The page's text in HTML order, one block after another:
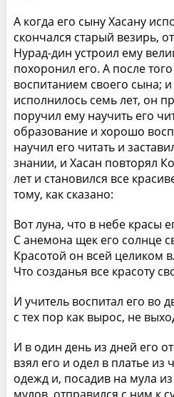
А когда его сыну Хасану
скончался старый везирь,
Нурад-дин устроил ему
похоронил его. А после
воспитанием своего сына;
исполнилось семь лет, он
поручил ему научить его
образование и хорошо
научил его читать и
знании, и Хасан повторял
лет и становился все
тому, как сказано:
Вот луна, что в небе красы
С анемона щек его солнце
Красотой он всей целиком
Что созданья все красоту
И учитель воспитал его во
с тех пор как вырос, не
И в один день из дней его
взял его и одел в платье
одежд и, посадив на мула
мулов, отправился с ним к